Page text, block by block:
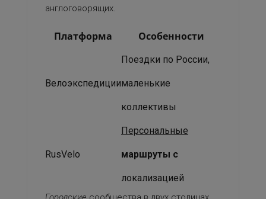
англоговорящих.
Платформа Особенности
Велоэкспедиции
Поездки по России,
маленькие
коллективы
RusVelo
Персональные
маршруты с
локализацией